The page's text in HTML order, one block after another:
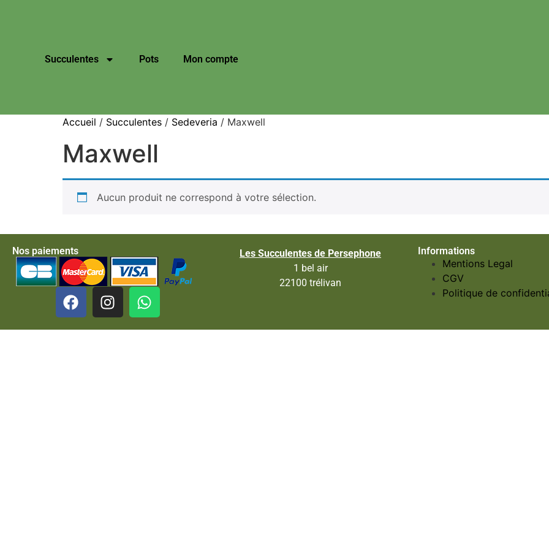
Succulentes Pots Mon compte
Accueil / Succulentes / Sedeveria / Maxwell
Maxwell
Aucun produit ne correspond à votre sélection.
Nos paiements
Les Succulentes de Persephone
1 bel air
22100 trélivan
Informations
Mentions Legal
CGV
Politique de